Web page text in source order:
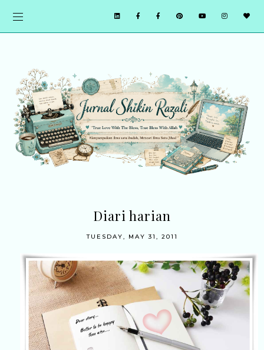
Diari harian
TUESDAY, MAY 31, 2011